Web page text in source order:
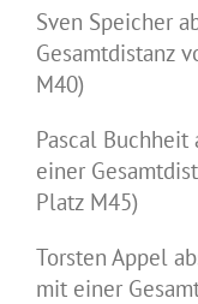
Sven Speicher
Gesamtdistanz
M40)
Pascal
einer
Platz M45)
Torsten Appel
mit einer